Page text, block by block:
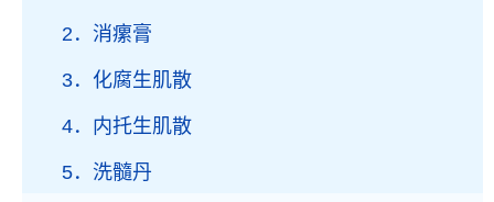
2．消瘰膏
3．化腐生肌散
4．内托生肌散
5．洗髓丹